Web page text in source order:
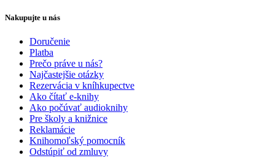
Nakupujte u nás
Doručenie
Platba
Prečo práve u nás?
Najčastejšie otázky
Rezervácia v kníhkupectve
Ako čítať e-knihy
Ako počúvať audioknihy
Pre školy a knižnice
Reklamácie
Knihomoľský pomocník
Odstúpiť od zmluvy